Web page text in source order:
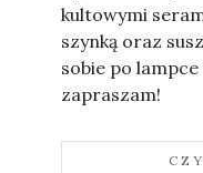
kultowymi
szynką oraz
sobie po
zapraszam!